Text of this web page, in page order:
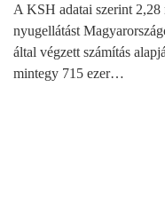
A KSH adatai szerint
nyugellátást
által végzett számítás
mintegy 715 ezer…